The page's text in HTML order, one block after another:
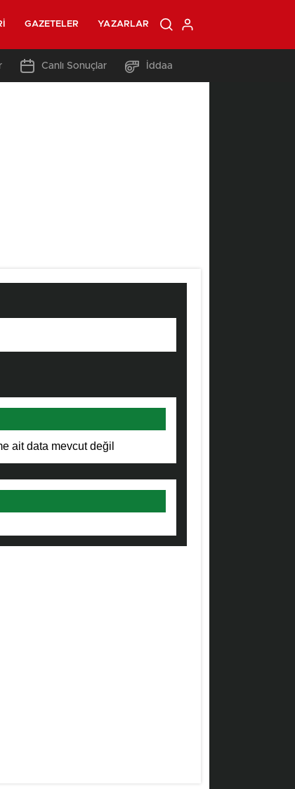
GAZETELER YAZARLAR
Canlı Sonuçlar İddaa
ait data mevcut değil